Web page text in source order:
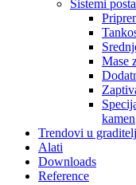
Sistemi
Mase
kamen
Trendovi u
Alati
Downloads
Reference